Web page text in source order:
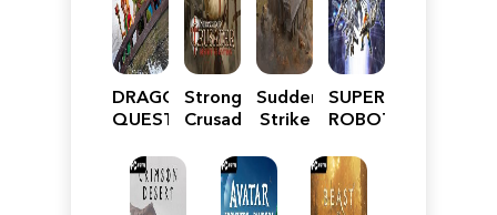
DRAGON
QUEST
Reimagined
Stronghold
Crusader:
Edition
Sudden
Strike
SUPER
ROBOT
Y